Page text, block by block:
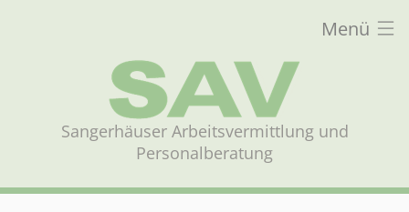
Menü
Sangerhäuser Arbeitsvermittlung und
Personalberatung